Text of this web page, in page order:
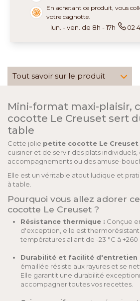
En achetant ce produit, vous
votre cagnotte.
lun. - ven. de 8h - 17h 02
Tout savoir sur le produit
Mini-format maxi-plaisir,
cocotte Le Creuset sert
table
Cette jolie petite cocotte Le Creuset
cuisiner et de servir des plats individuels,
accompagnements ou des amuse-
Elle est un véritable atout ludique et
à table.
Pourquoi vous allez adorer
cocotte Le Creuset ?
Résistance thermique : Conçue
d'exception, elle est
températures allant de -23 °C à +260
Durabilité et facilité d'entretien
émaillée résiste aux rayures et se
Elle garantit une durabilité
accompagner toutes vos recettes.